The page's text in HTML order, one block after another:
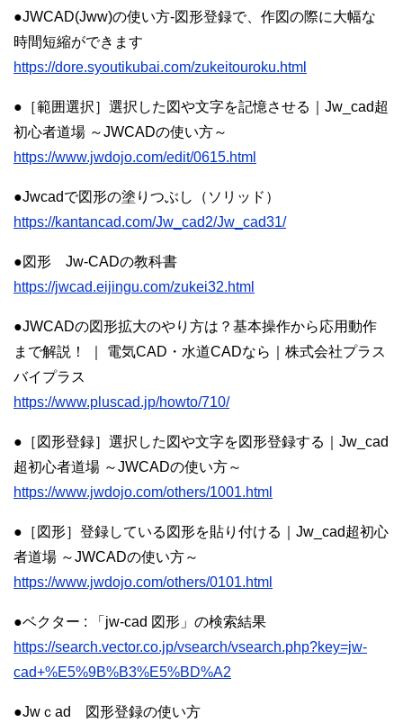
●JWCAD(Jww)の使い方-図形登録で、作図の際に大幅な
時間短縮ができます
https://dore.syoutikubai.com/zukeitouroku.html
●［範囲選択］選択した図や文字を記憶させる｜Jw_cad超
初心者道場 ～JWCADの使い方～
https://www.jwdojo.com/edit/0615.html
●Jwcadで図形の塗りつぶし（ソリッド）
https://kantancad.com/Jw_cad2/Jw_cad31/
●図形 Jw-CADの教科書
https://jwcad.eijingu.com/zukei32.html
●JWCADの図形拡大のやり方は？基本操作から応用動作
まで解説！ ｜ 電気CAD・水道CADなら｜株式会社プラス
バイプラス
https://www.pluscad.jp/howto/710/
●［図形登録］選択した図や文字を図形登録する｜Jw_cad
超初心者道場 ～JWCADの使い方～
https://www.jwdojo.com/others/1001.html
●［図形］登録している図形を貼り付ける｜Jw_cad超初心
者道場 ～JWCADの使い方～
https://www.jwdojo.com/others/0101.html
●ベクター : 「jw-cad 図形」の検索結果
https://search.vector.co.jp/vsearch/vsearch.php?key=jw-
cad+%E5%9B%B3%E5%BD%A2
●Jwｃad 図形登録の使い方